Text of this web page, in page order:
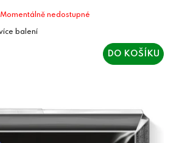
Momentálně nedostupné
DO KOŠÍKU